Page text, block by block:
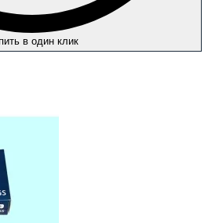
в один клик